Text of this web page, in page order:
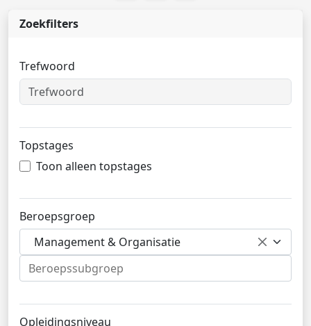
Zoekfilters
Trefwoord
Topstages
Toon alleen topstages
Beroepsgroep
Management & Organisatie
Opleidingsniveau